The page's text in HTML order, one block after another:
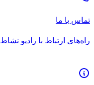
تماس با ما
راه‌های ارتباط با رادیو نشاط